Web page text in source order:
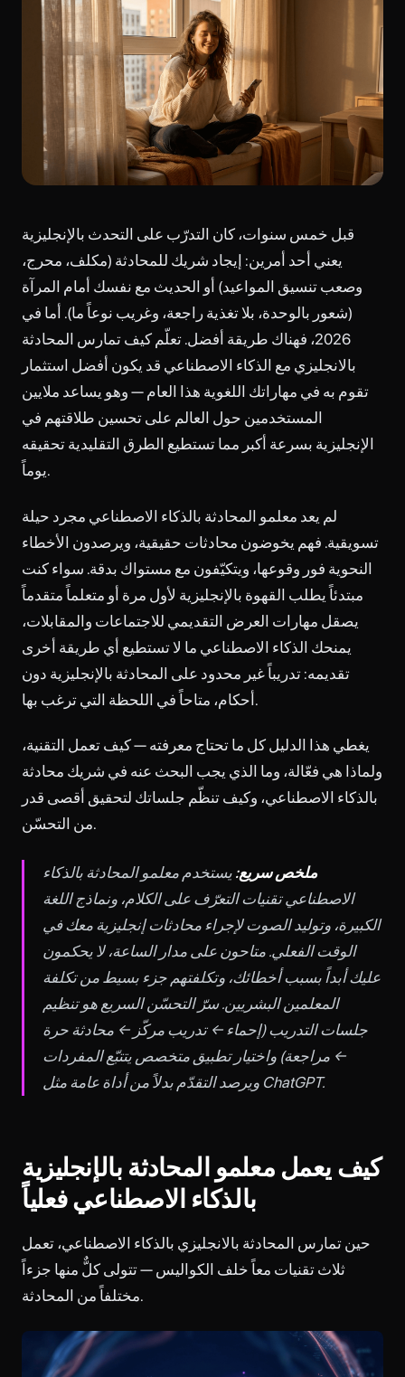
قبل خمس سنوات، كان التدرّب على التحدث بالإنجليزية
يعني أحد أمرين: إيجاد شريك للمحادثة (مكلف، محرج،
وصعب تنسيق المواعيد) أو الحديث مع نفسك أمام المرآة
(شعور بالوحدة، بلا تغذية راجعة، وغريب نوعاً ما). أما في
2026، فهناك طريقة أفضل. تعلّم كيف تمارس المحادثة
بالانجليزي مع الذكاء الاصطناعي قد يكون أفضل استثمار
تقوم به في مهاراتك اللغوية هذا العام — وهو يساعد ملايين
المستخدمين حول العالم على تحسين طلاقتهم في
الإنجليزية بسرعة أكبر مما تستطيع الطرق التقليدية تحقيقه
يوماً.
لم يعد معلمو المحادثة بالذكاء الاصطناعي مجرد حيلة
تسويقية. فهم يخوضون محادثات حقيقية، ويرصدون الأخطاء
النحوية فور وقوعها، ويتكيّفون مع مستواك بدقة. سواء كنت
مبتدئاً يطلب القهوة بالإنجليزية لأول مرة أو متعلماً متقدماً
يصقل مهارات العرض التقديمي للاجتماعات والمقابلات،
يمنحك الذكاء الاصطناعي ما لا تستطيع أي طريقة أخرى
تقديمه: تدريباً غير محدود على المحادثة بالإنجليزية دون
أحكام، متاحاً في اللحظة التي ترغب بها.
يغطي هذا الدليل كل ما تحتاج معرفته — كيف تعمل التقنية،
ولماذا هي فعّالة، وما الذي يجب البحث عنه في شريك محادثة
بالذكاء الاصطناعي، وكيف تنظّم جلساتك لتحقيق أقصى قدر
من التحسّن.
ملخص سريع: يستخدم معلمو المحادثة بالذكاء
الاصطناعي تقنيات التعرّف على الكلام، ونماذج اللغة
الكبيرة، وتوليد الصوت لإجراء محادثات إنجليزية معك في
الوقت الفعلي. متاحون على مدار الساعة، لا يحكمون
عليك أبداً بسبب أخطائك، وتكلفتهم جزء بسيط من تكلفة
المعلمين البشريين. سرّ التحسّن السريع هو تنظيم
جلسات التدريب (إحماء ← تدريب مركّز ← محادثة حرة
← مراجعة) واختيار تطبيق متخصص يتتبّع المفردات
ويرصد التقدّم بدلاً من أداة عامة مثل ChatGPT.
كيف يعمل معلمو المحادثة بالإنجليزية
بالذكاء الاصطناعي فعلياً
حين تمارس المحادثة بالانجليزي بالذكاء الاصطناعي، تعمل
ثلاث تقنيات معاً خلف الكواليس — تتولى كلٌّ منها جزءاً
مختلفاً من المحادثة.